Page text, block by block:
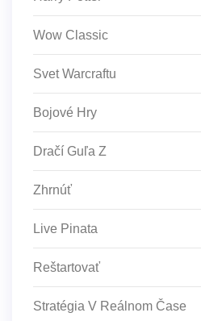
Wow Classic
Svet Warcraftu
Bojové Hry
Dračí Guľa Z
Zhrnúť
Live Pinata
Reštartovať
Stratégia V Reálnom Čase